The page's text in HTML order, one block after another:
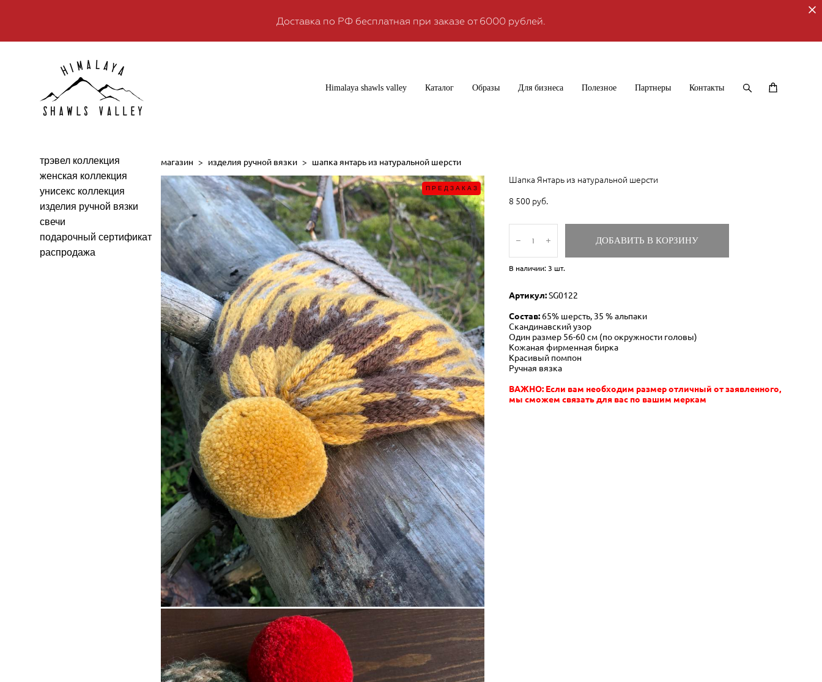
Доставка по РФ бесплатная при заказе от 6000 рублей.
Himalaya shawls valley Каталог Образы Для бизнеса Полезное Партнеры Контакты
трэвел коллекция
женская коллекция
унисекс коллекция
изделия ручной вязки
свечи
подарочный сертификат
распродажа
магазин > изделия ручной вязки > шапка янтарь из натуральной шерсти
ПРЕДЗАКАЗ
Шапка Янтарь из натуральной шерсти
8 500 pуб.
В наличии: 3 шт.
ДОБАВИТЬ В КОРЗИНУ
Артикул:SG0122
Состав:65% шерсть, 35 % альпаки
Скандинавский узор
Один размер 56-60 см (по окружности головы)
Кожаная фирменная бирка
Красивый помпон
Ручная вязка
ВАЖНО: Если вам необходим размер отличный от заявленного,
мы сможем связать для вас по вашим меркам